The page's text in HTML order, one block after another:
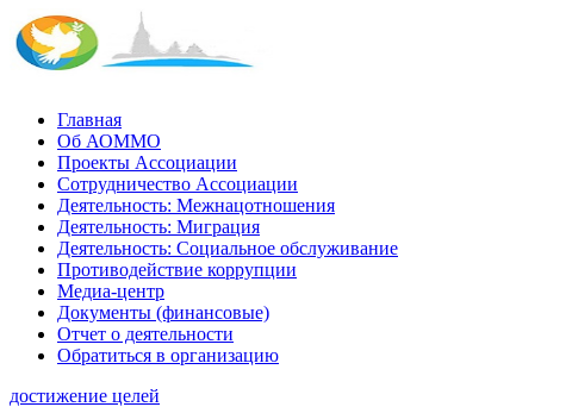
Главная
Об АОММО
Проекты Ассоциации
Сотрудничество Ассоциации
Деятельность: Межнацотношения
Деятельность: Миграция
Деятельность: Социальное обслуживание
Противодействие коррупции
Медиа-центр
Документы (финансовые)
Отчет о деятельности
Обратиться в организацию
достижение целей